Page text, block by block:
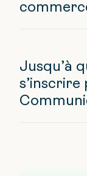
Jusqu’à
s’inscrire